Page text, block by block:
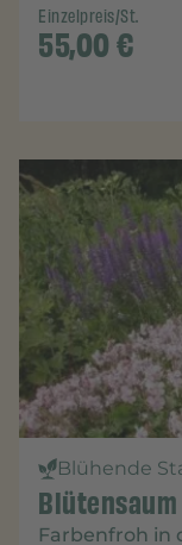
Einzelpreis/St.
55,00€
Blühende
Farbenfroh in